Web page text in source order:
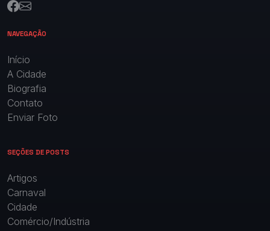
NAVEGAÇÃO
Início
A Cidade
Biografia
Contato
Enviar Foto
SEÇÕES DE POSTS
Artigos
Carnaval
Cidade
Comércio/Indústria